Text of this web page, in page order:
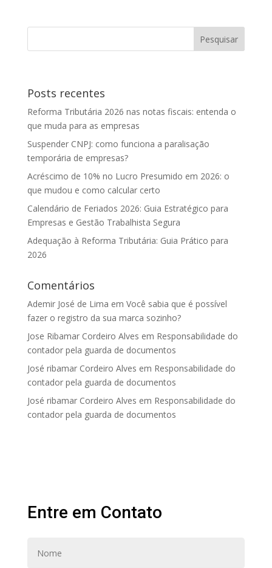
Posts recentes
Reforma Tributária 2026 nas notas fiscais: entenda o
que muda para as empresas
Suspender CNPJ: como funciona a paralisação
temporária de empresas?
Acréscimo de 10% no Lucro Presumido em 2026: o
que mudou e como calcular certo
Calendário de Feriados 2026: Guia Estratégico para
Empresas e Gestão Trabalhista Segura
Adequação à Reforma Tributária: Guia Prático para
2026
Comentários
Ademir José de Lima em Você sabia que é possível
fazer o registro da sua marca sozinho?
Jose Ribamar Cordeiro Alves em Responsabilidade do
contador pela guarda de documentos
José ribamar Cordeiro Alves em Responsabilidade do
contador pela guarda de documentos
José ribamar Cordeiro Alves em Responsabilidade do
contador pela guarda de documentos
Entre em Contato